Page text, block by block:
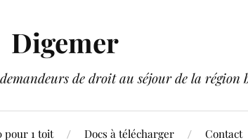
Digemer
de droit au séjour de la région
pour 1 toit Docs à télécharger Contact